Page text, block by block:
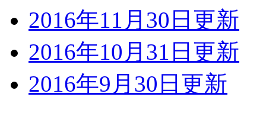
2016年11月30日更新
2016年10月31日更新
2016年9月30日更新